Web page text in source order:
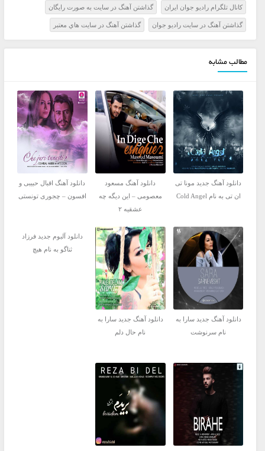
کانال تلگرام راديو جوان ايران گذاشتن آهنگ در سايت به صورت رايگان
گذاشتن آهنگ در سايت راديو جوان گذاشتن آهنگ در سايت هاي معتبر
مطالب مشابه
دانلود آهنگ جدید مونا تی
ان تی به نام Cold Angel
دانلود آهنگ مسعود
معصومی – این دیگه چه
عشقیه ۲
دانلود آهنگ اقبال حبیبی و
افسون – چجوری تونستی
دانلود آهنگ جدید سارا به
نام سرنوشت
دانلود آهنگ جدید سارا به
نام حال دلم
دانلود آلبوم جدید فرزاد
ثناگو به نام هیچ